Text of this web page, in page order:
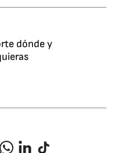
dónde y
WhatsappLinkedIn
TikTok